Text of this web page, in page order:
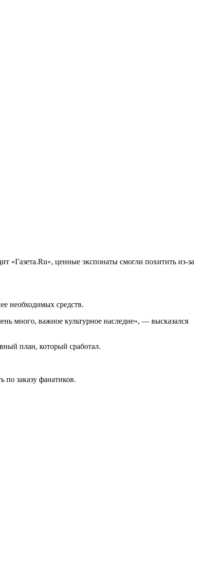
«Газета.Ru», ценные экспонаты смогли похитить из-за
необходимых средств.
много, важное культурное наследие», — высказался
план, который сработал.
по заказу фанатиков.